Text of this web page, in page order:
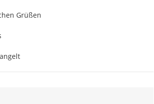
Grüßen